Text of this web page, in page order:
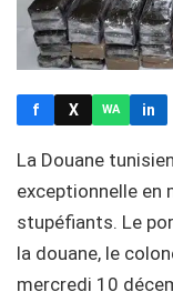
f X WA in
La Douane
exceptionnelle
stupéfiants. Le
la douane, le
mercredi 10